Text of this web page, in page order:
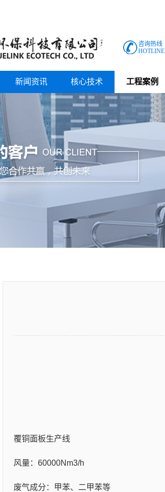
咨询热线
HOTLINE
新闻资讯 核心技术 工程案例
覆铜面板生产线
风量：60000Nm3/h
废气成分：甲苯、二甲苯等